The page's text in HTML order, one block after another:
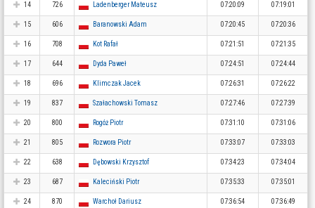
14 726 Ladenberger Mateusz 07:20:09 07:19:01
15 606 Baranowski Adam 07:20:45 07:20:36
16 708 Kot Rafał 07:21:51 07:21:35
17 644 Dyda Paweł 07:24:51 07:24:44
18 696 Klimczak Jacek 07:26:31 07:26:22
19 837 Szałachowski Tomasz 07:27:46 07:27:39
20 800 Rogóż Piotr 07:31:10 07:31:06
21 805 Rozwora Piotr 07:33:07 07:33:03
22 638 Dębowski Krzysztof 07:34:23 07:34:04
23 687 Kaleciński Piotr 07:35:33 07:35:01
24 870 Warchoł Dariusz 07:36:54 07:36:49